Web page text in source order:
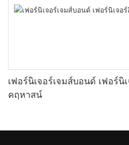
เฟอร์นิเจอร์เจมส์บอนด์ เฟอร์
คฤหาสน์